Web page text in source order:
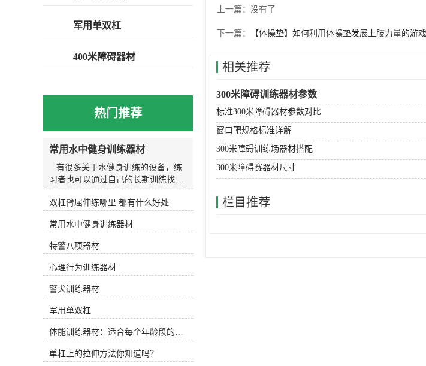
上一篇： 没有了
下一篇： 【体操垫】如何利用体操垫发展上肢力量的游戏
相关推荐
300米障碍训练器材参数
标准300米障碍器材参数对比
窗口靶规格标准详解
300米障碍训练场器材搭配
300米障碍赛器材尺寸
栏目推荐
军用单双杠
400米障碍器材
热门推荐
常用水中健身训练器材
有很多关于水健身训练的设备，练
习者也可以通过自己的长期训练找到
和发明适合自己的水训练设备。今天
主要介绍以下设备，可根据实际水训
滑鞋 游泳池底部很滑，可以穿防滑
鞋，防止动作变形，稳定完成所需动
作。2.水阻手套水阻手套 徒手运动
后，可选择抗组设备，增加运动难
度，通过阻力手套增加划水面积，练
习水中手臂运动。3.水中健身棒水中
浮力健身棒 水中的健身棒不仅可以
为练习者提供浮力，还可以通过浮力
提供抗组训练，增加练习难度，非常
实用。此外，健身棒具有很强的可塑
性，可以增加练习兴趣，摆出各种创
双杠臂屈伸练哪里 都有什么好处
常用水中健身训练器材
特警八项器材
心理行为训练器材
警犬训练器材
军用单双杠
体能训练器材：适合每个年龄段的训练
单杠上的拉伸方法你知道吗？